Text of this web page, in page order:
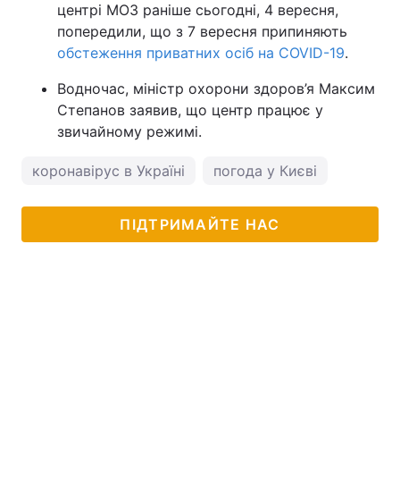
центрі МОЗ раніше сьогодні, 4 вересня,
попередили, що з 7 вересня припиняють
обстеження приватних осіб на COVID-19.
Водночас, міністр охорони здоров’я Максим
Степанов заявив, що центр працює у
звичайному режимі.
коронавірус в Україні погода у Києві
ПІДТРИМАЙТЕ НАС